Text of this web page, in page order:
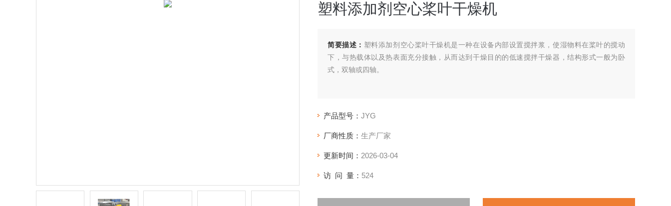
塑料添加剂空心桨叶干燥机
简要描述： 塑料添加剂空心桨叶干燥机是一种在设备内部设置搅拌浆，使湿物料在桨叶的搅动
下，与热载体以及热表面充分接触，从而达到干燥目的的低速搅拌干燥器，结构形式一般为卧
式，双轴或四轴。
产品型号： JYG
厂商性质： 生产厂家
更新时间： 2026-03-04
访 问 量： 524